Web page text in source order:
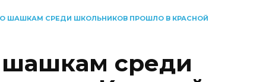
ШАШКАМ СРЕДИ ШКОЛЬНИКОВ ПРОШЛО В КРАСНОЙ
шашкам среди